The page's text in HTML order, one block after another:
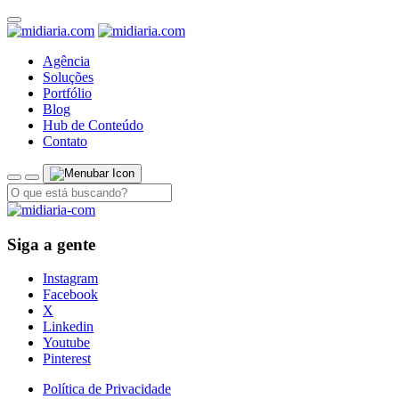
Agência
Soluções
Portfólio
Blog
Hub de Conteúdo
Contato
Siga a gente
Instagram
Facebook
X
Linkedin
Youtube
Pinterest
Política de Privacidade